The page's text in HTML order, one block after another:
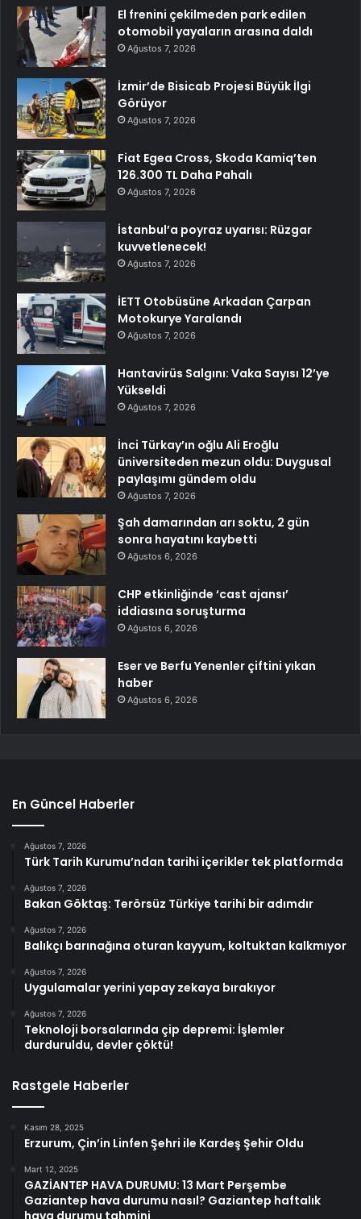
El frenini çekilmeden park edilen
otomobil yayaların arasına daldı
Ağustos 7, 2026
İzmir’de Bisicab Projesi Büyük İlgi
Görüyor
Ağustos 7, 2026
Fiat Egea Cross, Skoda Kamiq’ten
126.300 TL Daha Pahalı
Ağustos 7, 2026
İstanbul’a poyraz uyarısı: Rüzgar
kuvvetlenecek!
Ağustos 7, 2026
İETT Otobüsüne Arkadan Çarpan
Motokurye Yaralandı
Ağustos 7, 2026
Hantavirüs Salgını: Vaka Sayısı 12’ye
Yükseldi
Ağustos 7, 2026
İnci Türkay’ın oğlu Ali Eroğlu
üniversiteden mezun oldu: Duygusal
paylaşımı gündem oldu
Ağustos 7, 2026
Şah damarından arı soktu, 2 gün
sonra hayatını kaybetti
Ağustos 6, 2026
CHP etkinliğinde ‘cast ajansı’
iddiasına soruşturma
Ağustos 6, 2026
Eser ve Berfu Yenenler çiftini yıkan
haber
Ağustos 6, 2026
En Güncel Haberler
Ağustos 7, 2026
Türk Tarih Kurumu’ndan tarihi içerikler tek platformda
Ağustos 7, 2026
Bakan Göktaş: Terörsüz Türkiye tarihi bir adımdır
Ağustos 7, 2026
Balıkçı barınağına oturan kayyum, koltuktan kalkmıyor
Ağustos 7, 2026
Uygulamalar yerini yapay zekaya bırakıyor
Ağustos 7, 2026
Teknoloji borsalarında çip depremi: İşlemler
durduruldu, devler çöktü!
Rastgele Haberler
Kasım 28, 2025
Erzurum, Çin’in Linfen Şehri ile Kardeş Şehir Oldu
Mart 12, 2025
GAZİANTEP HAVA DURUMU: 13 Mart Perşembe
Gaziantep hava durumu nasıl? Gaziantep haftalık